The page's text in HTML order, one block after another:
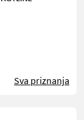
Sva priznanja